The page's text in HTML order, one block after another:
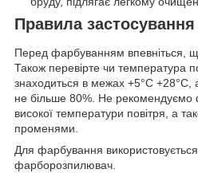
Правила застосування
Перед фарбуванням впевніться,
Також перевірте чи температура
знаходиться в межах +5°С +28°С, а
не більше 80%. Не рекомендуємо
високої температури повітря, а
променями.
Для фарбування
фарборозпилювач.